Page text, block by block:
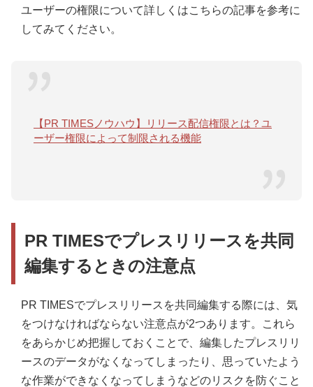
ユーザーの権限について詳しくはこちらの記事を参考に
してみてください。
【PR TIMESノウハウ】リリース配信権限とは？ユ
ーザー権限によって制限される機能
PR TIMESでプレスリリースを共同
編集するときの注意点
PR TIMESでプレスリリースを共同編集する際には、気
をつけなければならない注意点が2つあります。これら
をあらかじめ把握しておくことで、編集したプレスリリ
ースのデータがなくなってしまったり、思っていたよう
な作業ができなくなってしまうなどのリスクを防ぐこと